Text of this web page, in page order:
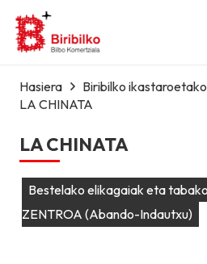
Hasiera
Biribilko
LA CHINATA
LA CHINATA
Bestelako elikagaiak eta
ZENTROA (Abando-Indautxu)